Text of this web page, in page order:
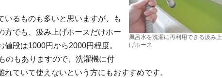
風呂水を洗濯に再利用できる汲み上
げホース
いるものも多いと思いますが、も
方でも、汲み上げホースだけホー
段は1000円から2000円程度。
のもありますので、洗濯機に付
ていて使えないという方にもおすすめです。